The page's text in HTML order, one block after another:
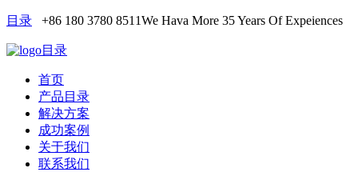
目录 +86 180 3780 8511We Hava More 35 Years Of Expeiences
目录
首页
产品目录
解决方案
成功案例
关于我们
联系我们